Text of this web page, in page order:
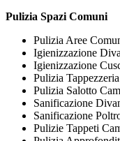
Pulizia Spazi Comuni
Pulizia Aree
Igienizzazione
Igienizzazione
Pulizia
Pulizia Salotto
Sanificazione
Sanificazione
Pulizie Tappeti